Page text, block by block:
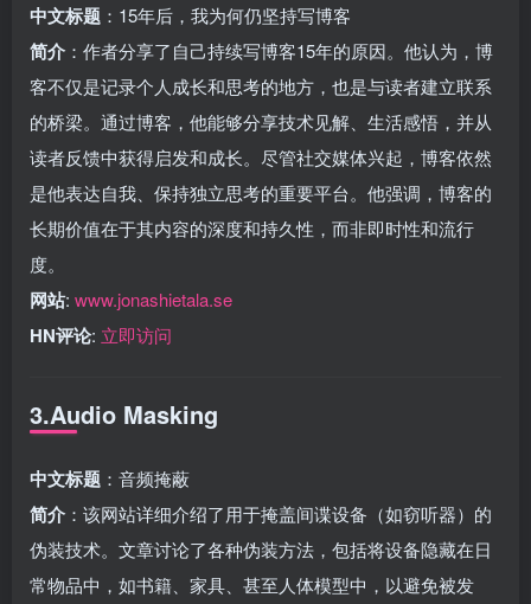
中文标题 ：15年后，我为何仍坚持写博客
简介 ：作者分享了自己持续写博客15年的原因。他认为，博
客不仅是记录个人成长和思考的地方，也是与读者建立联系
的桥梁。通过博客，他能够分享技术见解、生活感悟，并从
读者反馈中获得启发和成长。尽管社交媒体兴起，博客依然
是他表达自我、保持独立思考的重要平台。他强调，博客的
长期价值在于其内容的深度和持久性，而非即时性和流行
度。
网站: www.jonashietala.se
HN评论: 立即访问
3.Audio Masking
中文标题 ：音频掩蔽
简介 ：该网站详细介绍了用于掩盖间谍设备（如窃听器）的
伪装技术。文章讨论了各种伪装方法，包括将设备隐藏在日
常物品中，如书籍、家具、甚至人体模型中，以避免被发